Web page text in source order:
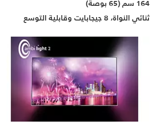
164 سم (65 بوصة)
ثنائي النواة، 8 جيجابايت وقابلية التوسع